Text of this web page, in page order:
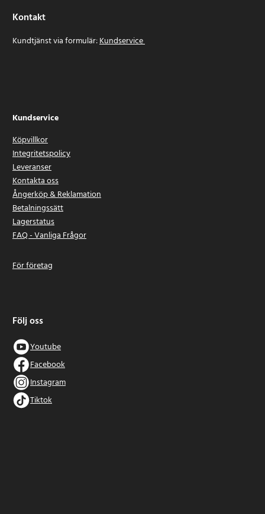
Kontakt
Kundtjänst via formulär:Kundservice
Kundservice
Köpvillkor
Integritetspolicy
Leveranser
Kontakta oss
Ångerköp & Reklamation
Betalningssätt
Lagerstatus
FAQ - Vanliga Frågor
För företag
Följ oss
Youtube
Facebook
Instagram
Tiktok